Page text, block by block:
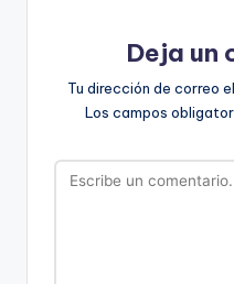
Deja un
Tu dirección de correo
Los campos